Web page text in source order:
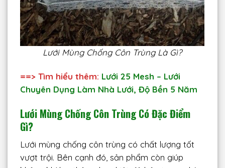
Lưới Mùng Chống Côn Trùng Là Gì?
==> Tìm hiểu thêm: Lưới 25 Mesh – Lưới
Chuyên Dụng Làm Nhà Lưới, Độ Bền 5 Năm
Lưới Mùng Chống Côn Trùng Có Đặc Điểm
Gì?
Lưới mùng chống côn trùng có chất lượng tốt
vượt trội. Bên cạnh đó, sản phẩm còn giúp